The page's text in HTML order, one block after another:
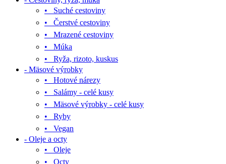
• Suché cestoviny
• Čerstvé cestoviny
• Mrazené cestoviny
• Múka
• Ryža, rizoto, kuskus
- Mäsové výrobky
• Hotové nárezy
• Salámy - celé kusy
• Mäsové výrobky - celé kusy
• Ryby
• Vegan
- Oleje a octy
• Oleje
• Octy